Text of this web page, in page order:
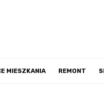
MIESZKANIA REMONT